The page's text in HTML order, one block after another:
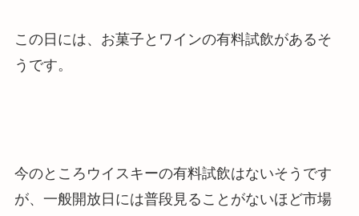
この日には、お菓子とワインの有料試飲があるそ
うです。
今のところウイスキーの有料試飲はないそうです
が、 一般開放日には普段見ることがないほど市場